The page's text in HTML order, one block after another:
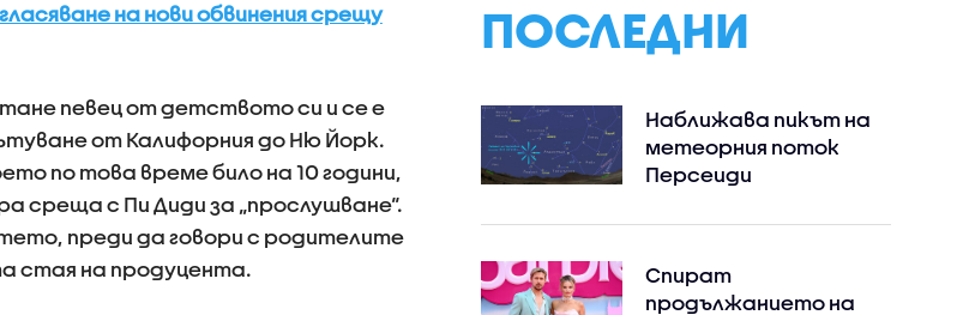
на нови обвинения срещу
певец от детството си и се е
от Калифорния до Ню Йорк.
по това време било на 10 години,
среща с Пи Диди за „прослушване“.
преди да говори с родителите
стая на продуцента.
ПОСЛЕДНИ
Наближава пикът на
метеорния поток
Персеиди
Спират
продължанието на